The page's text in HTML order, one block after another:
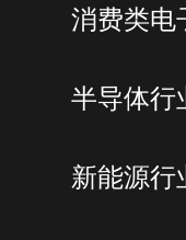
消费类电
半导体行
新能源行